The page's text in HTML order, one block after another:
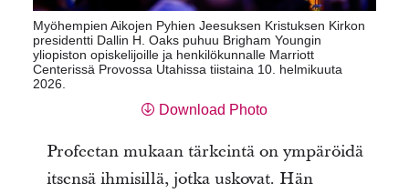
Myöhempien Aikojen Pyhien Jeesuksen Kristuksen Kirkon
presidentti Dallin H. Oaks puhuu Brigham Youngin
yliopiston opiskelijoille ja henkilökunnalle Marriott
Centerissä Provossa Utahissa tiistaina 10. helmikuuta
2026.
Download Photo
Profeetan mukaan tärkeintä on ympäröidä
itsensä ihmisillä, jotka uskovat. Hän